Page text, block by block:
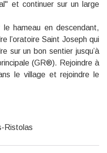
et continuer sur un large
hameau en descendant,
l’oratoire Saint Joseph qui
sur un bon sentier jusqu’à
(GR®). Rejoindre à
le village et rejoindre le
Ristolas